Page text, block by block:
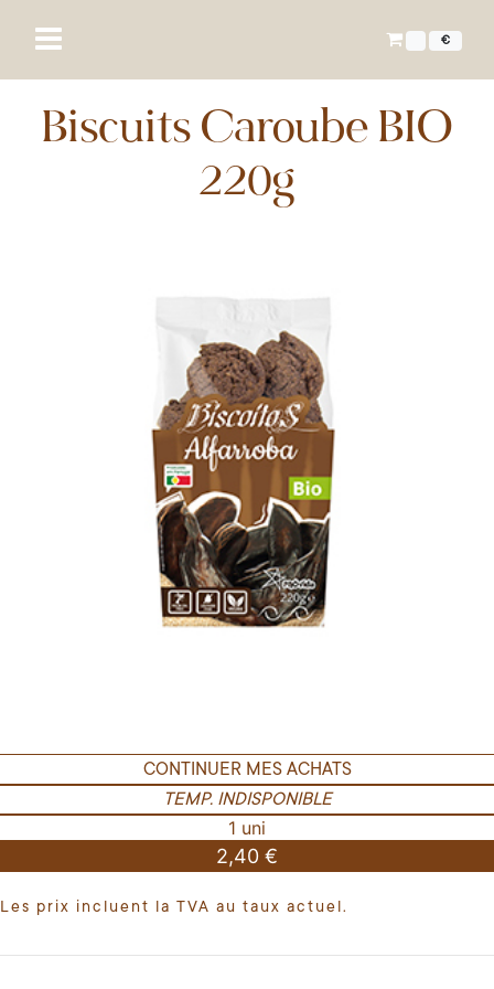
€
Biscuits Caroube BIO
220g
CONTINUER MES ACHATS
TEMP. INDISPONIBLE
1 uni
2,40 €
Les prix incluent la TVA au taux actuel.